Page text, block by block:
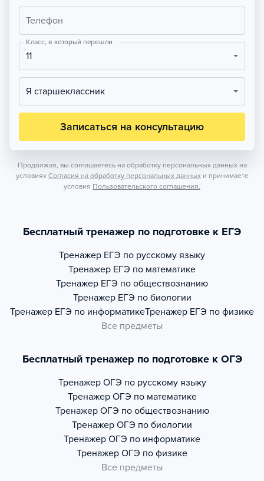
Телефон
Класс, в который перешли
11
Я старшеклассник
Записаться на консультацию
Продолжая, вы соглашаетесь на обработку персональных данных на
условиях Согласия на обработку персональных данных и принимаете
условия Пользовательского соглашения.
Бесплатный тренажер по подготовке к ЕГЭ
Тренажер ЕГЭ по русскому языку
Тренажер ЕГЭ по математике
Тренажер ЕГЭ по обществознанию
Тренажер ЕГЭ по биологии
Тренажер ЕГЭ по информатикеТренажер ЕГЭ по физике
Все предметы
Бесплатный тренажер по подготовке к ОГЭ
Тренажер ОГЭ по русскому языку
Тренажер ОГЭ по математике
Тренажер ОГЭ по обществознанию
Тренажер ОГЭ по биологии
Тренажер ОГЭ по информатике
Тренажер ОГЭ по физике
Все предметы